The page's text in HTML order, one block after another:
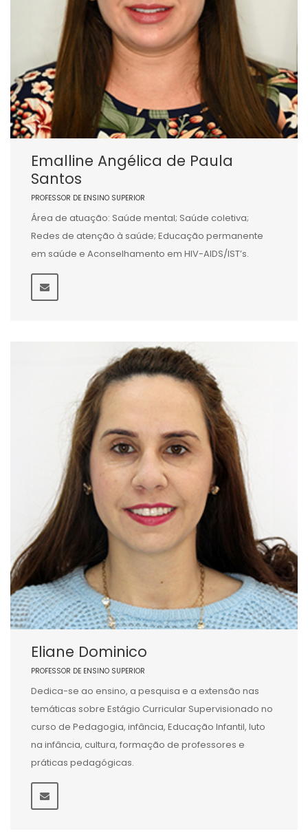
Emalline Angélica de Paula
Santos
PROFESSOR DE ENSINO SUPERIOR
Área de atuação: Saúde mental; Saúde coletiva;
Redes de atenção à saúde; Educação permanente
em saúde e Aconselhamento em HIV-AIDS/IST’s.
Eliane Dominico
PROFESSOR DE ENSINO SUPERIOR
Dedica-se ao ensino, a pesquisa e a extensão nas
temáticas sobre Estágio Curricular Supervisionado no
curso de Pedagogia, infância, Educação Infantil, luto
na infância, cultura, formação de professores e
práticas pedagógicas.